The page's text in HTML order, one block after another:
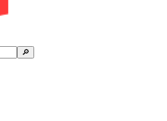
🔎